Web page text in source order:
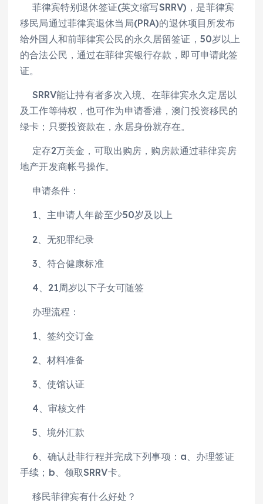
菲律宾特别退休签证(英文缩写SRRV)，是菲律宾
移民局通过菲律宾退休当局(PRA)的退休项目所发布
给外国人和前菲律宾公民的永久居留签证，50岁以上
的合法公民，通过在菲律宾银行存款，即可申请此签
证。
SRRV能让持有者多次入境、在菲律宾永久定居以
及工作等特权，也可作为申请香港，澳门投资移民的
绿卡；只要投资款在，永居身份就存在。
定存2万美金，可取出购房，购房款通过菲律宾房
地产开发商帐号操作。
申请条件：
1、主申请人年龄至少50岁及以上
2、无犯罪纪录
3、符合健康标准
4、21周岁以下子女可随签
办理流程：
1、签约交订金
2、材料准备
3、使馆认证
4、审核文件
5、境外汇款
6、确认赴菲行程并完成下列事项：a、办理签证
手续；b、领取SRRV卡。
移民菲律宾有什么好处？